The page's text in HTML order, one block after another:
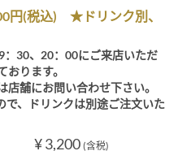
円(税込) ★ドリンク別、
30、20：00にご来店いただ
ります。
舗にお問い合わせ下さい。
で、ドリンクは別途ご注文いた
¥ 3,200 (含税)